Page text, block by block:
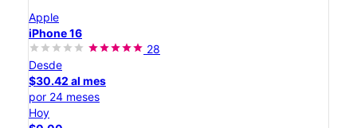
Apple
iPhone 16
28
Desde
$30.42 al mes
por 24 meses
Hoy